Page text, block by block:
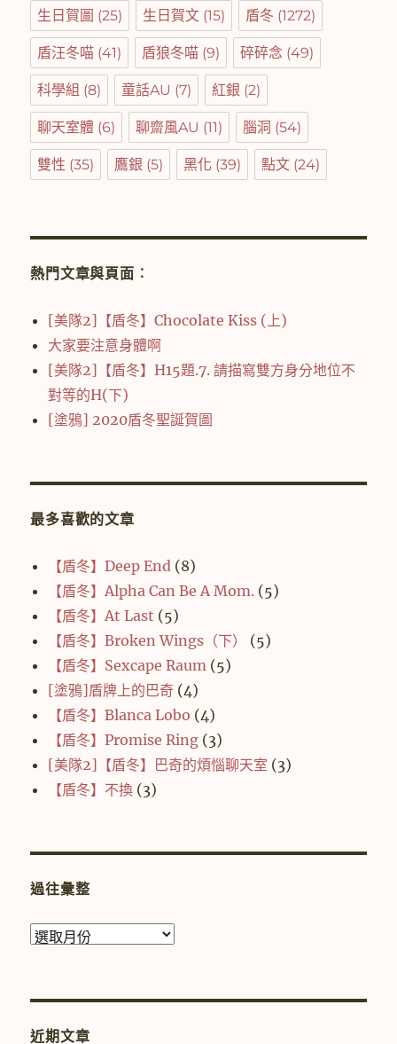
生日賀圖 (25) 生日賀文 (15) 盾冬 (1272)
盾汪冬喵 (41) 盾狼冬喵 (9) 碎碎念 (49)
科學組 (8) 童話AU (7) 紅銀 (2)
聊天室體 (6) 聊齋風AU (11) 腦洞 (54)
雙性 (35) 鷹銀 (5) 黑化 (39) 點文 (24)
熱門文章與頁面︰
[美隊2]【盾冬】Chocolate Kiss (上)
大家要注意身體啊
[美隊2]【盾冬】H15題.7. 請描寫雙方身分地位不
對等的H(下)
[塗鴉] 2020盾冬聖誕賀圖
最多喜歡的文章
【盾冬】Deep End (8)
【盾冬】Alpha Can Be A Mom. (5)
【盾冬】At Last (5)
【盾冬】Broken Wings（下）
(5)
【盾冬】Sexcape Raum (5)
[塗鴉]盾牌上的巴奇 (4)
【盾冬】Blanca Lobo (4)
【盾冬】Promise Ring (3)
[美隊2]【盾冬】巴奇的煩惱聊天室 (3)
【盾冬】不換 (3)
過往彙整
過
近期文章